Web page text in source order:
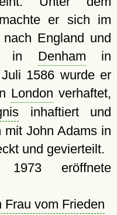
er sich im
England und
in Denham in
1586 wurde er
London verhaftet,
inhaftiert und
John Adams in
und gevierteilt.
eröffnete
vom Frieden